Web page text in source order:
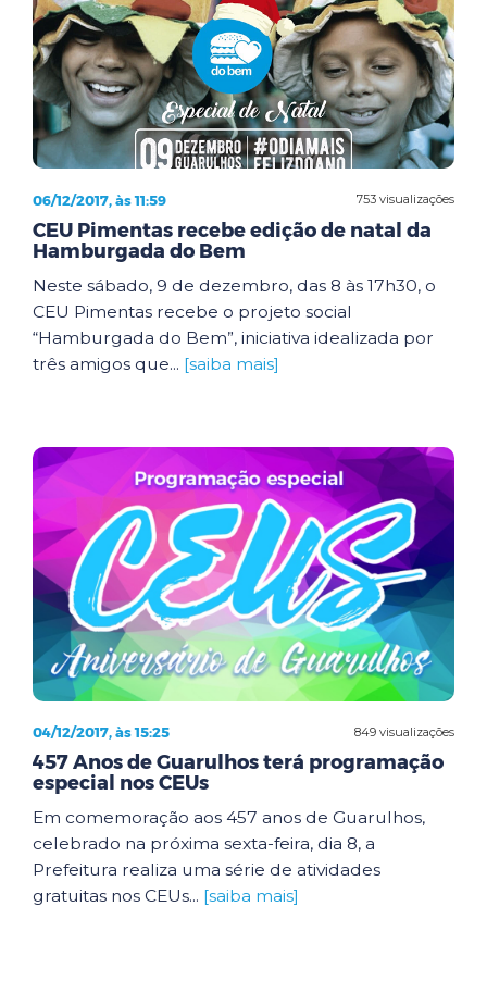
753 visualizações
06/12/2017, às 11:59
CEU Pimentas recebe edição de natal da
Hamburgada do Bem
Neste sábado, 9 de dezembro, das 8 às 17h30, o
CEU Pimentas recebe o projeto social
“Hamburgada do Bem”, iniciativa idealizada por
três amigos que... [saiba mais]
849 visualizações
04/12/2017, às 15:25
457 Anos de Guarulhos terá programação
especial nos CEUs
Em comemoração aos 457 anos de Guarulhos,
celebrado na próxima sexta-feira, dia 8, a
Prefeitura realiza uma série de atividades
gratuitas nos CEUs... [saiba mais]